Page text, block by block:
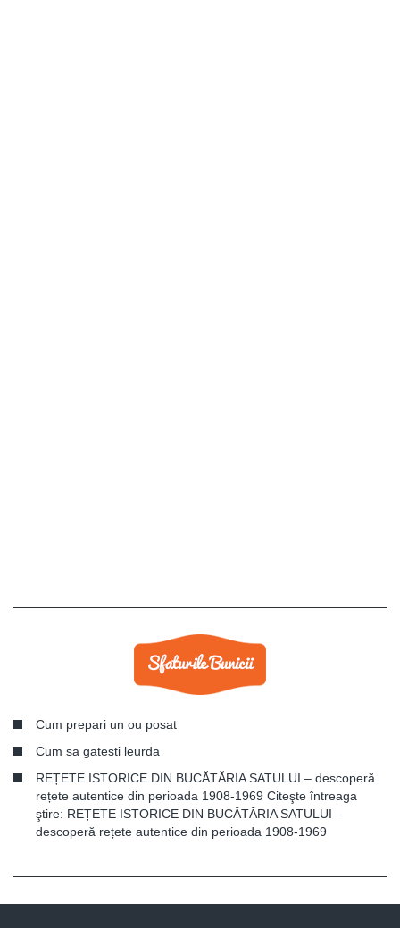
Cum prepari un ou posat
Cum sa gatesti leurda
REȚETE ISTORICE DIN BUCĂTĂRIA SATULUI – descoperă
rețete autentice din perioada 1908-1969 Citeşte întreaga
ştire: REȚETE ISTORICE DIN BUCĂTĂRIA SATULUI –
descoperă rețete autentice din perioada 1908-1969